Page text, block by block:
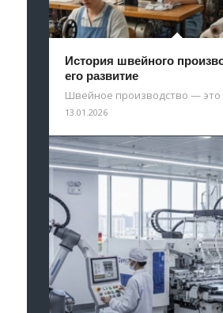
История швейного
его развитие
Швейное производство — это
13.01.2026